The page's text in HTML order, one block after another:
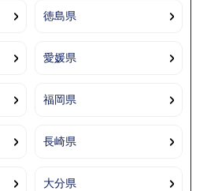
徳島県
愛媛県
福岡県
長崎県
大分県